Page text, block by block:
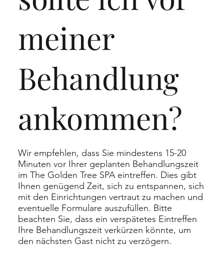
Wir empfehlen, dass Sie mindestens 15-20
Minuten vor Ihrer geplanten Behandlungszeit
im The Golden Tree SPA eintreffen. Dies gibt
Ihnen genügend Zeit, sich zu entspannen, sich
mit den Einrichtungen vertraut zu machen und
eventuelle Formulare auszufüllen. Bitte
beachten Sie, dass ein verspätetes Eintreffen
Ihre Behandlungszeit verkürzen könnte, um
den nächsten Gast nicht zu verzögern.
meiner
Behandlung
ankommen?